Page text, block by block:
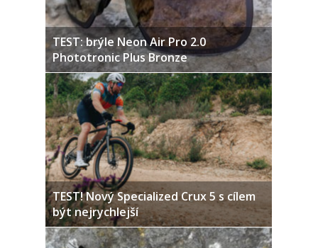
TEST: brýle Neon Air Pro 2.0
Phototronic Plus Bronze
TEST! Nový Specialized Crux 5 s cílem
být nejrychlejší